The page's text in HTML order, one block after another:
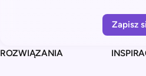
ROZWIĄZANIA
e